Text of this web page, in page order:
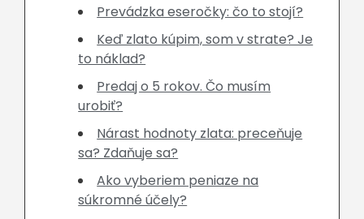
Prevádzka eseročky: čo to stojí?
Keď zlato kúpim, som v strate? Je
to náklad?
Predaj o 5 rokov. Čo musím
urobiť?
Nárast hodnoty zlata: preceňuje
sa? Zdaňuje sa?
Ako vyberiem peniaze na
súkromné účely?